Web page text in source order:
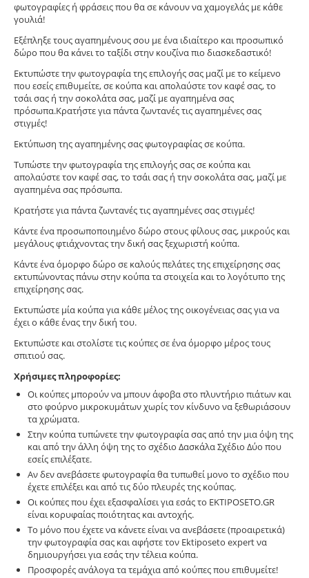
φωτογραφίες ή φράσεις που θα σε κάνουν να χαμογελάς με κάθε
γουλιά!
Εξέπληξε τους αγαπημένους σου με ένα ιδιαίτερο και προσωπικό
δώρο που θα κάνει το ταξίδι στην κουζίνα πιο διασκεδαστικό!
Εκτυπώστε την φωτογραφία της επιλογής σας μαζί με το κείμενο
που εσείς επιθυμείτε, σε κούπα και απολαύστε τον καφέ σας, το
τσάι σας ή την σοκολάτα σας, μαζί με αγαπημένα σας
πρόσωπα.Κρατήστε για πάντα ζωντανές τις αγαπημένες σας
στιγμές!
Εκτύπωση της αγαπημένης σας φωτογραφίας σε κούπα.
Tυπώστε την φωτογραφία της επιλογής σας σε κούπα και
απολαύστε τον καφέ σας, το τσάι σας ή την σοκολάτα σας, μαζί με
αγαπημένα σας πρόσωπα.
Κρατήστε για πάντα ζωντανές τις αγαπημένες σας στιγμές!
Κάντε ένα προσωποποιημένο δώρο στους φίλους σας, μικρούς και
μεγάλους φτιάχνοντας την δική σας ξεχωριστή κούπα.
Κάντε ένα όμορφο δώρο σε καλούς πελάτες της επιχείρησης σας
εκτυπώνοντας πάνω στην κούπα τα στοιχεία και το λογότυπο της
επιχείρησης σας.
Εκτυπώστε μία κούπα για κάθε μέλος της οικογένειας σας για να
έχει ο κάθε ένας την δική του.
Εκτυπώστε και στολίστε τις κούπες σε ένα όμορφο μέρος τους
σπιτιού σας.
Χρήσιμες πληροφορίες:
Οι κούπες μπορούν να μπουν άφοβα στο πλυντήριο πιάτων και
στο φούρνο μικροκυμάτων χωρίς τον κίνδυνο να ξεθωριάσουν
τα χρώματα.
Στην κούπα τυπώνετε την φωτογραφία σας από την μια όψη της
και από την άλλη όψη της το σχέδιο Δασκάλα Σχέδιο Δύο που
εσείς επιλέξατε.
Αν δεν ανεβάσετε φωτογραφία θα τυπωθεί μονο το σχέδιο που
έχετε επιλέξει και από τις δύο πλευρές της κούπας.
Οι κούπες που έχει εξασφαλίσει για εσάς το EKTIPOSETO.GR
είναι κορυφαίας ποιότητας και αντοχής.
Το μόνο που έχετε να κάνετε είναι να ανεβάσετε (προαιρετικά)
την φωτογραφία σας και αφήστε τον Ektiposeto expert να
δημιουργήσει για εσάς την τέλεια κούπα.
Προσφορές ανάλογα τα τεμάχια από κούπες που επιθυμείτε!